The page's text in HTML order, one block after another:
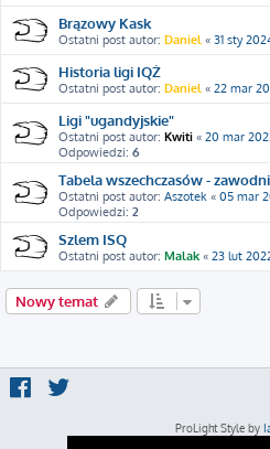
Brązowy Kask
Ostatni post autor: Daniel « 31 sty
Historia ligi IQŻ
Ostatni post autor: Daniel « 22 mar
Ligi "ugandyjskie"
Ostatni post autor: Kwiti « 20 mar
Odpowiedzi: 6
Tabela wszechczasów -
Ostatni post autor: Aszotek « 05 mar
Odpowiedzi: 2
Szlem ISQ
Ostatni post autor: Malak « 23 lut
Nowy temat
ProLight Style by